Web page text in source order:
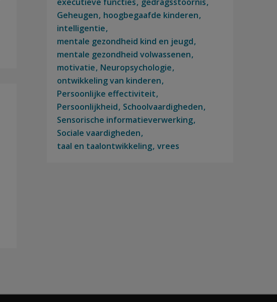
Geheugen hoogbegaafde kinderen
intelligentie
mentale gezondheid kind en jeugd
mentale gezondheid volwassenen
motivatie Neuropsychologie
ontwikkeling van kinderen
Persoonlijke effectiviteit
Persoonlijkheid Schoolvaardigheden
Sensorische informatieverwerking
Sociale vaardigheden
taal en taalontwikkeling vrees